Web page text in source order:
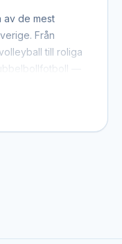
av de mest
Från
till roliga
—